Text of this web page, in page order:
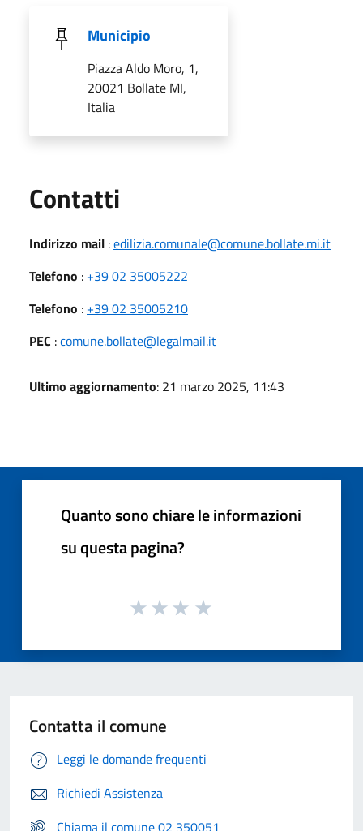
Municipio
Piazza Aldo Moro, 1,
20021 Bollate MI,
Italia
Contatti
Indirizzo mail :edilizia.comunale@comune.bollate.mi.it
Telefono : +39 02 35005222
Telefono : +39 02 35005210
PEC :comune.bollate@legalmail.it
Ultimo aggiornamento: 21 marzo 2025, 11:43
Quanto sono chiare le informazioni
su questa pagina?
Contatta il comune
Leggi le domande frequenti
Richiedi Assistenza